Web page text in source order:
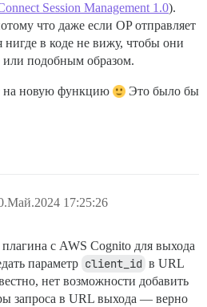
Session Management 1.0).
что даже если OP отправляет
нигде в коде не вижу, чтобы они
или подобным образом.
на новую функцию
Это было бы
17:25:26
с AWS Cognito для выхода
параметр client_id в URL
нет возможности добавить
запроса в URL выхода — верно